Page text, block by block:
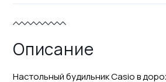
Описание
Настольный будильник Casio в